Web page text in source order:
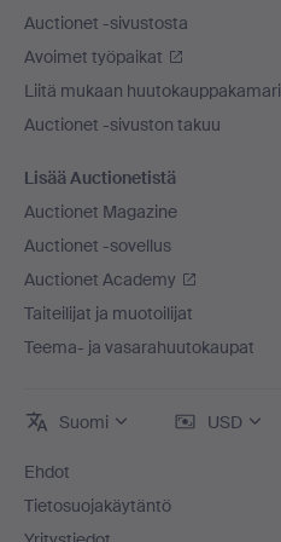
Auctionet -sivustosta
Avoimet työpaikat
Liitä mukaan
Auctionet -sivuston takuu
Lisää Auctionetistä
Auctionet Magazine
Auctionet -sovellus
Auctionet Academy
Taiteilijat ja muotoilijat
Teema- ja vasarahuutokaupat
Suomi USD
Ehdot
Tietosuojakäytäntö